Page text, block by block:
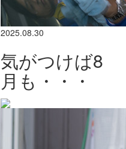
2025.08.30
気がつけば8
月も・・・